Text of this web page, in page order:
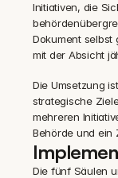
Initiativen, die
Dokument selbst
mit der Absicht
Die Umsetzung
strategische
mehreren
Behörde und ein
Die fünf Säulen